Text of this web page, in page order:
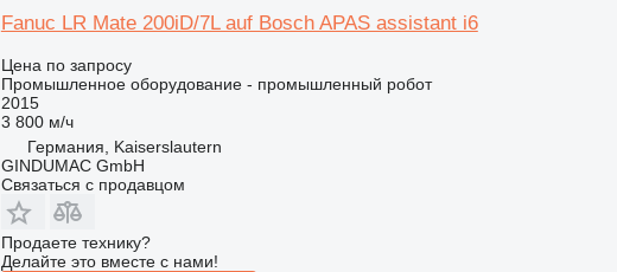
Fanuc LR Mate 200iD/7L auf Bosch APAS assistant i6
Цена по запросу
Промышленное оборудование - промышленный робот
2015
3 800 м/ч
Германия, Kaiserslautern
GINDUMAC GmbH
Связаться с продавцом
Продаете технику?
Делайте это вместе с нами!